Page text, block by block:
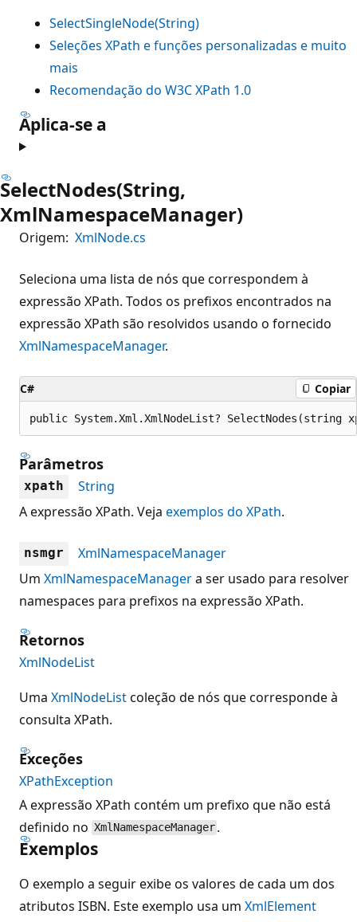
SelectSingleNode(String)
Seleções XPath e funções personalizadas e muito
mais
Recomendação do W3C XPath 1.0
Aplica-se a
SelectNodes(String,
XmlNamespaceManager)
Origem: XmlNode.cs
Seleciona uma lista de nós que correspondem à
expressão XPath. Todos os prefixos encontrados na
expressão XPath são resolvidos usando o fornecido
XmlNamespaceManager.
C# Copiar
public System.Xml.XmlNodeList? SelectNodes(string
Parâmetros
xpath
String
A expressão XPath. Veja exemplos do XPath.
nsmgr
XmlNamespaceManager
Um XmlNamespaceManagera ser usado para resolver
namespaces para prefixos na expressão XPath.
Retornos
XmlNodeList
Uma XmlNodeListcoleção de nós que corresponde à
consulta XPath.
Exceções
XPathException
A expressão XPath contém um prefixo que não está
definido no XmlNamespaceManager .
Exemplos
O exemplo a seguir exibe os valores de cada um dos
atributos ISBN. Este exemplo usa um XmlElement